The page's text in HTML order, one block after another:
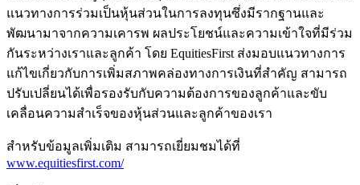
แนวทางการร่วมเป็นหุ้นส่วนในการลงทุนซึ่งมีรากฐานและ
พัฒนามาจากความเคารพ ผลประโยชน์และความเข้าใจที่มีร่วม
กันระหว่างเราและลูกค้า โดย EquitiesFirst ส่งมอบแนวทางการ
แก้ไขเกี่ยวกับการเพิ่มสภาพคล่องทางการเงินที่สำคัญ สามารถ
ปรับเปลี่ยนได้เพื่อรองรับกับความต้องการของลูกค้าและขับ
เคลื่อนความสำเร็จของหุ้นส่วนและลูกค้าของเรา
สำหรับข้อมูลเพิ่มเติม สามารถเยี่ยมชมได้ที่
www.equitiesfirst.com/